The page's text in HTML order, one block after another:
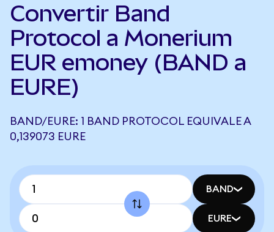
Convertir Band
Protocol a Monerium
EUR emoney (BAND a
EURE)
BAND/EURE: 1 BAND PROTOCOL EQUIVALE A
0,139073 EURE
BAND
EURE